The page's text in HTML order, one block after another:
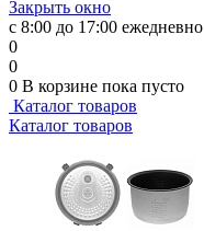
Закрыть окно
с 8:00 до 17:00 ежедневно
0
0
0 В корзине пока пусто
Каталог товаров
Каталог товаров